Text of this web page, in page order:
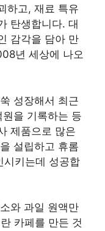
하고, 재료 특유
탄생합니다. 대
감각을 담아 만
년 세상에 나오
성장해서 최근
을 기록하는 등
제품으로 많은
설립하고 휴롬
시키는데 성공합
와 과일 원액만
카페를 만든 것